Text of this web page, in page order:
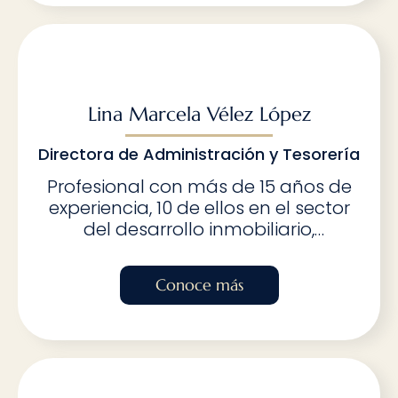
gestión de presupuestos, control de
cada proyecto, asegurando calidad
y cumplimiento en cada etapa.
Lina Marcela Vélez López
Directora de Administración y Tesorería
Profesional con más de 15 años de
experiencia, 10 de ellos en el sector
del desarrollo inmobiliario,
talento humano y gestión financiera.
Ha liderado equipos y proyectos
cumplir normativas y mejorar la
eficiencia organizacional. Su
Conoce más